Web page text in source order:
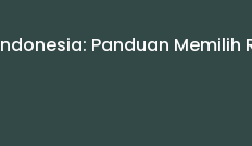
Panduan Memilih